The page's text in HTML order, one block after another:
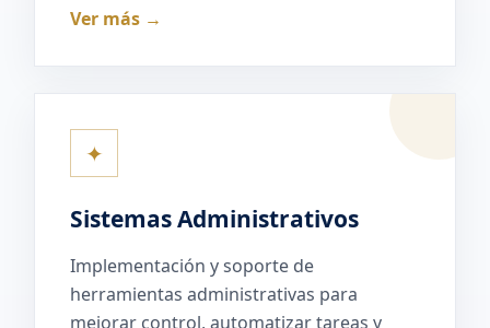
Ver más →
✦
Sistemas Administrativos
Implementación y soporte de
herramientas administrativas para
mejorar control, automatizar tareas y